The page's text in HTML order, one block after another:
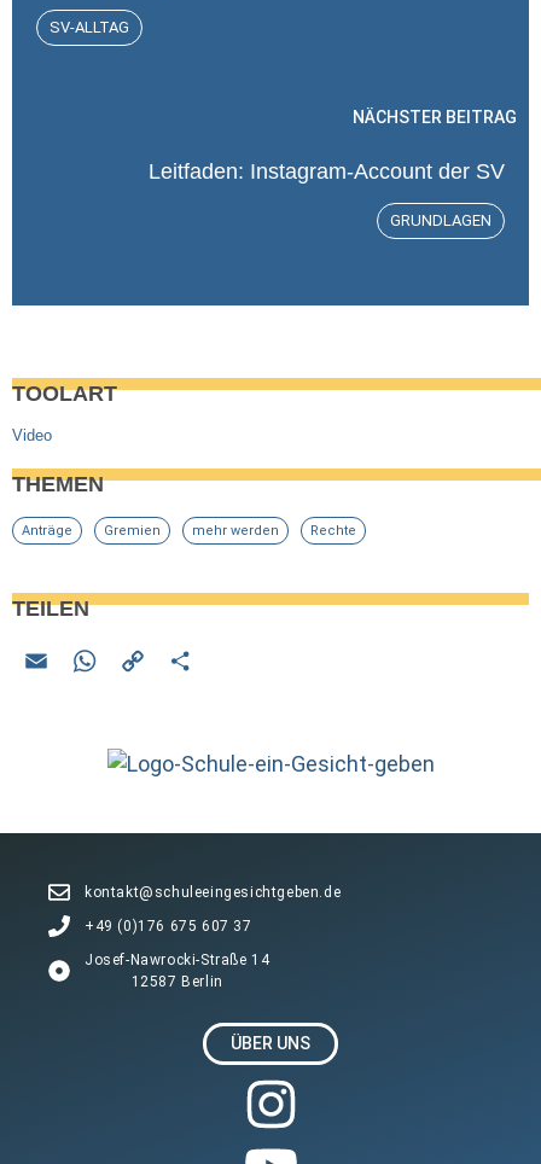
SV-ALLTAG
NÄCHSTER BEITRAG
Leitfaden: Instagram-Account der SV
GRUNDLAGEN
TOOLART
Video
THEMEN
Anträge Gremien mehr werden Rechte
TEILEN
W
s
Li
n
n
kontakt@schuleeingesichtgeben.de
+49 (0)176 675 607 37
Josef-Nawrocki-Straße 14
12587 Berlin
ÜBER UNS